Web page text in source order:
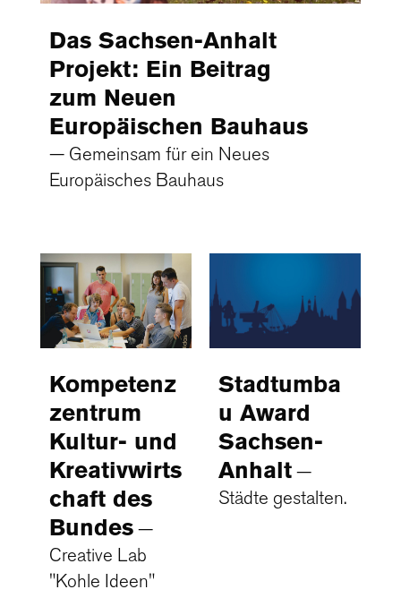
Das Sachsen-Anhalt
Projekt: Ein Beitrag
zum Neuen
Europäischen Bauhaus
Gemeinsam für ein Neues
Europäisches Bauhaus
Kompetenz
zentrum
Kultur- und
Kreativwirts
chaft des
Bundes
Creative Lab
"Kohle Ideen"
Stadtumba
u Award
Sachsen-
Anhalt
Städte gestalten.